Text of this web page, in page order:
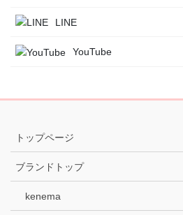
LINE
YouTube
トップページ
ブランドトップ
kenema